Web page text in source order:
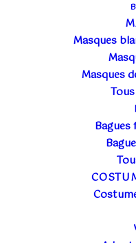
Masques
Masques